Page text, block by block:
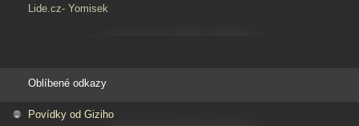
Lide.cz- Yomisek
Oblíbené odkazy
Povídky od Giziho